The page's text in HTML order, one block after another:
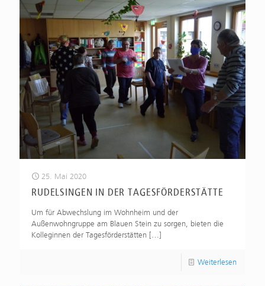
25. Mai 2020
RUDELSINGEN IN DER TAGESFÖRDERSTÄTTE
Um für Abwechslung im Wohnheim und der
Außenwohngruppe am Blauen Stein zu sorgen, bieten die
Kolleginnen der Tagesförderstätten […]
Weiterlesen